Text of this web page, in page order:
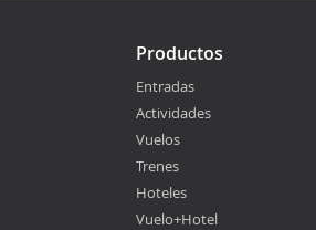
Productos
Entradas
Actividades
Vuelos
Trenes
Hoteles
Vuelo+Hotel